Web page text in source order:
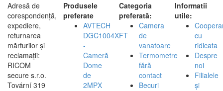
Adresă de
corespondență,
expediere,
returnarea
mărfurilor și
reclamații:
RICOM
secure s.r.o.
Tovární 319
Produsele
preferate
AVTECH
DGC1004XFT
-
Cameră
Dome
de
2MPX
Categoria
preferată:
Camera
de
vanatoare
Termometre
fără
contact
Becuri
Informatii
utile:
cu
ridicata
Despre
noi
Filialele
și